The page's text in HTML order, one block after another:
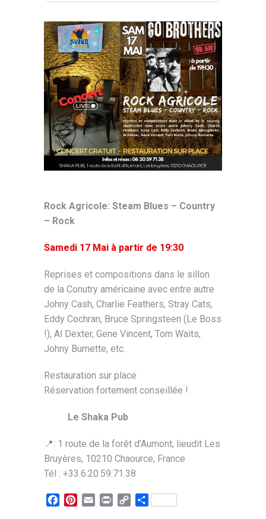
Rock Agricole: Steam Blues – Country
– Rock
Samedi 17 Mai à partir de 19:30
Reprises et compositions dans le sillon
de la Conutry américaine avec entre autre
Johny Cash, Charlie Feathers, Stray Cats,
Eddy Cochran, Bruce Springsteen (Le Boss
!), Al Dexter, Gene Vincent, Tom Waits,
Johny Burnette, etc.
Restauration sur place
Réservation fortement conseillée !
Le Shaka Pub
📍: 1 route de la forêt d’Aumont, lieudit Les
Bruyères, 10210 Chaource, France
Tél : +33.6.20.59.71.38
Facebook
Pinterest
Email Print
CopyPartager